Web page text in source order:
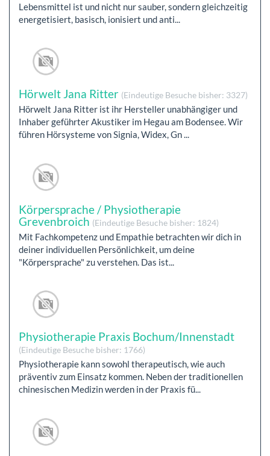
Lebensmittel ist und nicht nur sauber, sondern gleichzeitig
energetisiert, basisch, ionisiert und anti...
Hörwelt Jana Ritter (Eindeutige Besuche bisher: 3327)
Hörwelt Jana Ritter ist ihr Hersteller unabhängiger und
Inhaber geführter Akustiker im Hegau am Bodensee. Wir
führen Hörsysteme von Signia, Widex, Gn ...
Körpersprache / Physiotherapie
Grevenbroich (Eindeutige Besuche bisher: 1824)
Mit Fachkompetenz und Empathie betrachten wir dich in
deiner individuellen Persönlichkeit, um deine
"Körpersprache" zu verstehen. Das ist...
Physiotherapie Praxis Bochum/Innenstadt
(Eindeutige Besuche bisher: 1766)
Physiotherapie kann sowohl therapeutisch, wie auch
präventiv zum Einsatz kommen. Neben der traditionellen
chinesischen Medizin werden in der Praxis fü...